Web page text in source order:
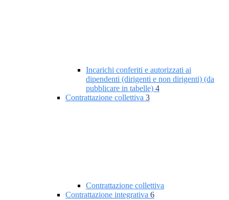
Incarichi conferiti e autorizzati ai
dipendenti (dirigenti e non dirigenti) (da
pubblicare in tabelle) 4
Contrattazione collettiva 3
Contrattazione collettiva
Contrattazione integrativa 6